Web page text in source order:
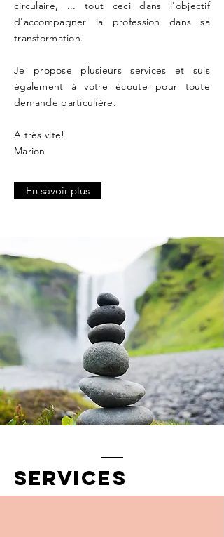
circulaire, ... tout ceci dans l'objectif
d'accompagner la profession dans sa
transformation.
Je propose plusieurs services et suis
également à votre écoute pour toute
demande particulière.
A très vite!
Marion
En savoir plus
services